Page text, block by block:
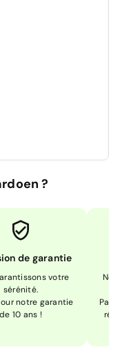
?
de garantie
votre
sérénité.
notre garantie
de 10 ans !
Pas